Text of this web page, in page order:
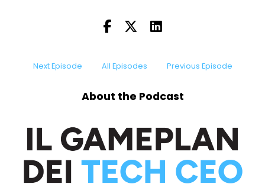
Next Episode All Episodes Previous Episode
About the Podcast